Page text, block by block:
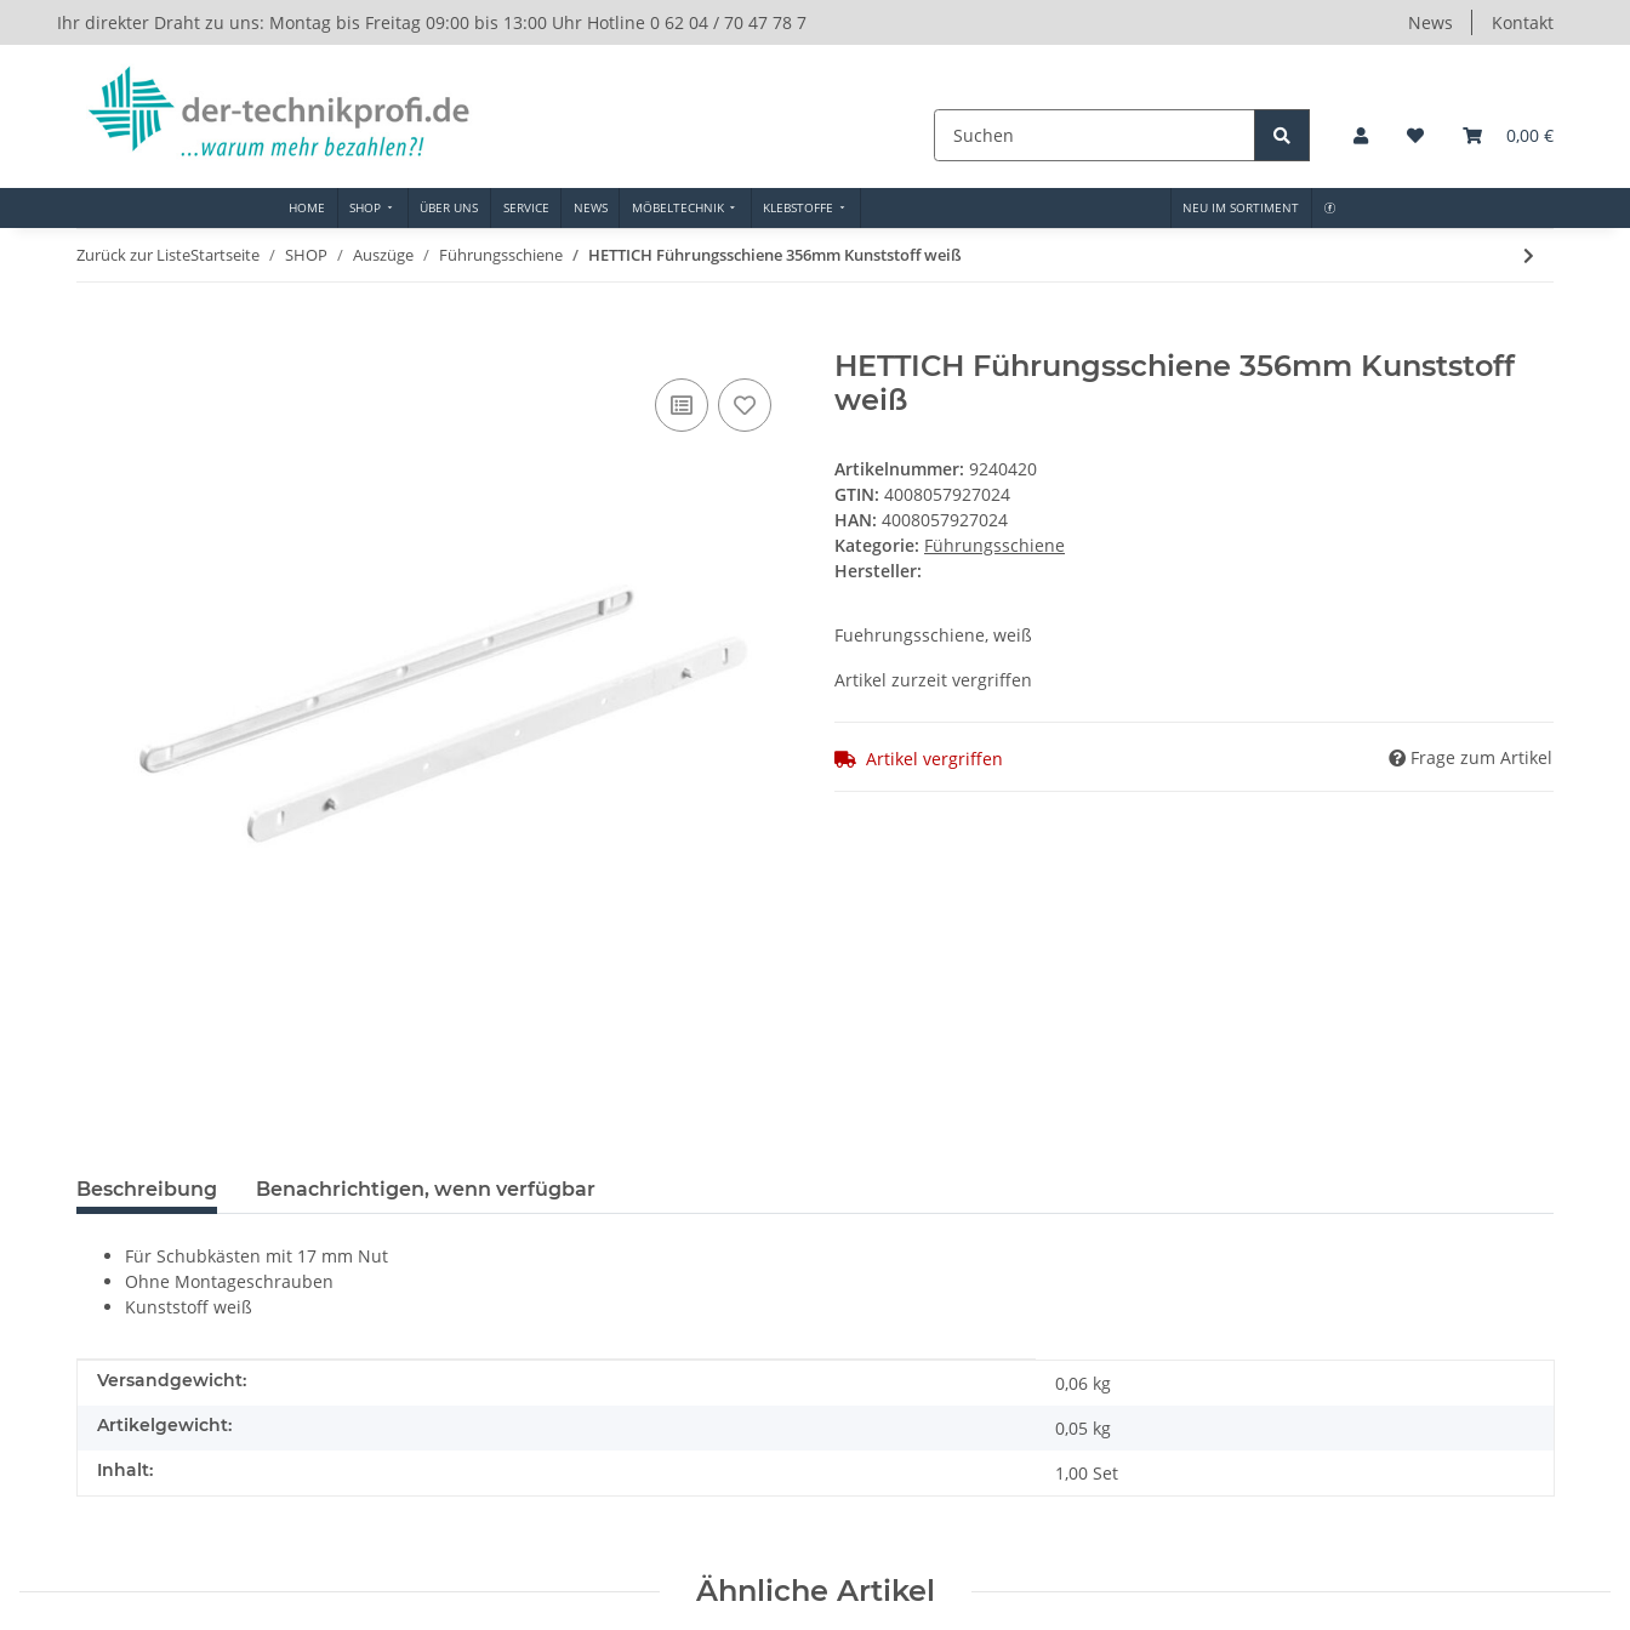
Ihr direkter Draht zu uns: Montag bis Freitag 09:00 bis 13:00 Uhr Hotline 0 62 04 / 70 47 78 7 News Kontakt
0,00 €
HOME SHOP ÜBER UNS SERVICE NEWS MÖBELTECHNIK KLEBSTOFFE NEU IM SORTIMENT
Zurück zur ListeStartseite SHOP Auszüge Führungsschiene HETTICH Führungsschiene 356mm Kunststoff weiß
HETTICH Führungsschiene 356mm Kunststoff
weiß
Artikelnummer: 9240420
GTIN: 4008057927024
HAN: 4008057927024
Kategorie: Führungsschiene
Hersteller:
Fuehrungsschiene, weiß
Artikel zurzeit vergriffen
Artikel vergriffen Frage zum Artikel
Beschreibung Benachrichtigen, wenn verfügbar
Für Schubkästen mit 17 mm Nut
Ohne Montageschrauben
Kunststoff weiß
Produkteigenschaft
Wert
Versandgewicht: 0,06 kg
Artikelgewicht: 0,05 kg
Inhalt: 1,00 Set
Ähnliche Artikel